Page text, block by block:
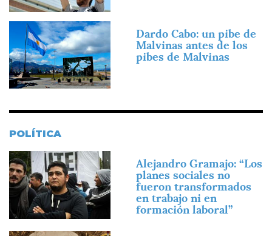
Imagen
Dardo Cabo: un pibe de
Malvinas antes de los
pibes de Malvinas
POLÍTICA
Imagen
Alejandro Gramajo: “Los
planes sociales no
fueron transformados
en trabajo ni en
formación laboral”